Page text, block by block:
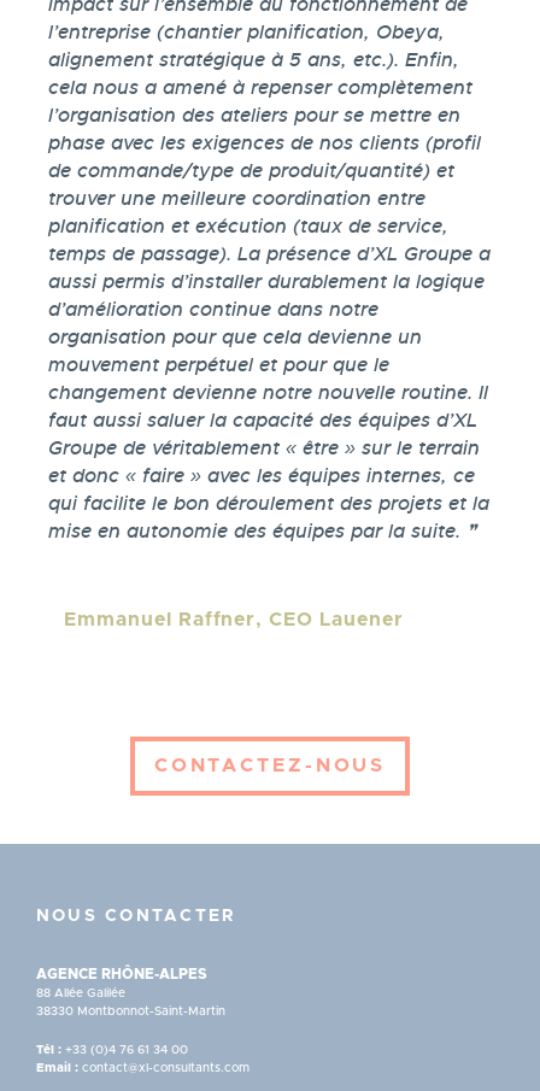
l’entreprise (chantier planification, Obeya,
alignement stratégique à 5 ans, etc.). Enfin,
cela nous a amené à repenser complètement
l’organisation des ateliers pour se mettre en
phase avec les exigences de nos clients (profil
de commande/type de produit/quantité) et
trouver une meilleure coordination entre
planification et exécution (taux de service,
temps de passage). La présence d’XL Groupe a
aussi permis d’installer durablement la logique
d’amélioration continue dans notre
organisation pour que cela devienne un
mouvement perpétuel et pour que le
changement devienne notre nouvelle routine. Il
faut aussi saluer la capacité des équipes d’XL
Groupe de véritablement « être » sur le terrain
et donc « faire » avec les équipes internes, ce
qui facilite le bon déroulement des projets et la
mise en autonomie des équipes par la suite.
Personne
Emmanuel Raffner, CEO Lauener
CONTACTEZ-NOUS
NOUS CONTACTER
AGENCE RHÔNE-ALPES
88 Allée Galilée
38330 Montbonnot-Saint-Martin
Tél : +33 (0)4 76 61 34 00
Email : contact@xl-consultants.com